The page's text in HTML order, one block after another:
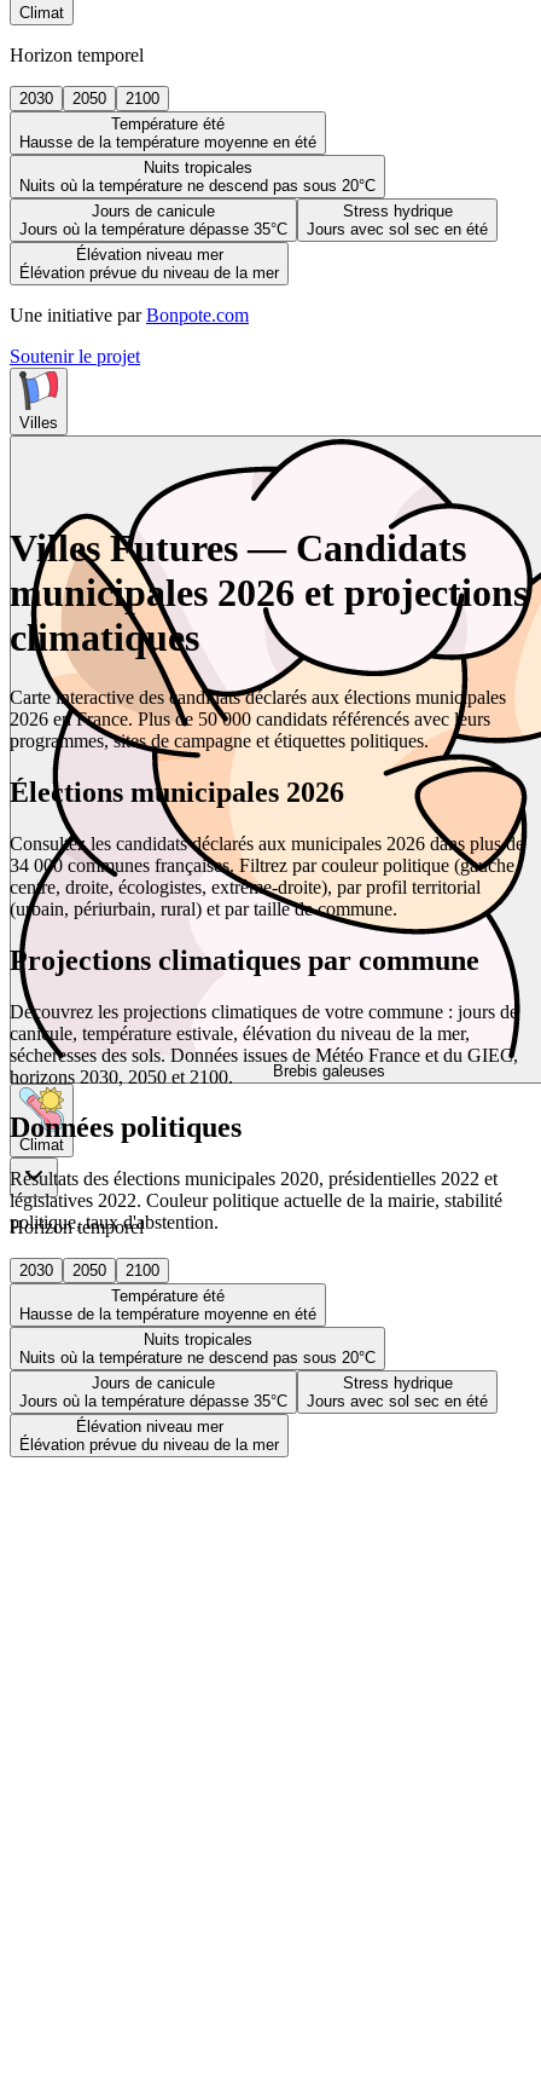
Climat
Horizon temporel
2030 2050
2100
Température été
Hausse de la température moyenne en été
Nuits tropicales
Nuits où la température ne descend pas sous 20°C
Jours de canicule
Jours où la température dépasse 35°C
Stress hydrique
Jours avec sol sec en été
Élévation niveau mer
Élévation prévue du niveau de la mer
Une initiative par Bonpote.com
Soutenir le projet
Villes
Brebis galeuses
Climat
Horizon temporel
2030 2050
2100
Température été
Hausse de la température moyenne en été
Nuits tropicales
Nuits où la température ne descend pas sous 20°C
Jours de canicule
Jours où la température dépasse 35°C
Stress hydrique
Jours avec sol sec en été
Élévation niveau mer
Élévation prévue du niveau de la mer
Villes Futures — Candidats
municipales 2026 et projections
climatiques
Carte interactive des candidats déclarés aux élections municipales
2026 en France. Plus de 50 000 candidats référencés avec leurs
programmes, sites de campagne et étiquettes politiques.
Élections municipales 2026
Consultez les candidats déclarés aux municipales 2026 dans plus de
34 000 communes françaises. Filtrez par couleur politique (gauche,
centre, droite, écologistes, extrême-droite), par profil territorial
(urbain, périurbain, rural) et par taille de commune.
Projections climatiques par commune
Découvrez les projections climatiques de votre commune : jours de
canicule, température estivale, élévation du niveau de la mer,
sécheresses des sols. Données issues de Météo France et du GIEC,
horizons 2030, 2050 et 2100.
Données politiques
Résultats des élections municipales 2020, présidentielles 2022 et
législatives 2022. Couleur politique actuelle de la mairie, stabilité
politique, taux d'abstention.